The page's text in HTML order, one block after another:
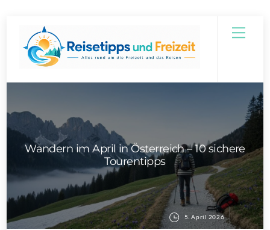
content
5. April 2026
Wandern im April in Österreich – 10 sichere
Tourentipps